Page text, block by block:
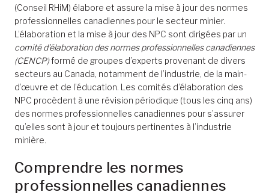
(Conseil RHiM) élabore et assure la mise à jour des normes
professionnelles canadiennes pour le secteur minier.
L’élaboration et la mise à jour des NPC sont dirigées par un
comité d’élaboration des normes professionnelles canadiennes
(CENCP)formé de groupes d’experts provenant de divers
secteurs au Canada, notamment de l’industrie, de la main-
d’œuvre et de l’éducation. Les comités d’élaboration des
NPC procèdent à une révision périodique (tous les cinq ans)
des normes professionnelles canadiennes pour s’assurer
qu’elles sont à jour et toujours pertinentes à l’industrie
minière.
Comprendre les normes
professionnelles canadiennes